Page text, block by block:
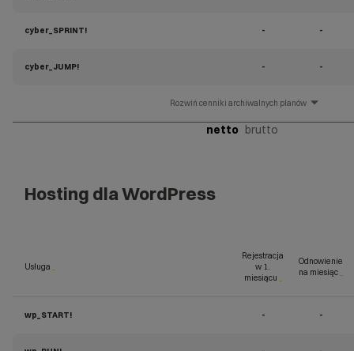
cyber_SPRINT! - -
cyber_JUMP! - -
cenniki archiwalnych planów
netto brutto
Hosting dla WordPress
Usługa
Rejestracja
w 1.
miesiącu
Odnowienie
na miesiąc
wp_START! - -